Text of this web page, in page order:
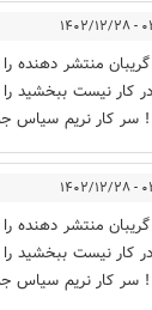
۲۸
منتشر دهنده
کار نیست ببخشید
! سر کار نریم سیاس
۲۸
منتشر دهنده
کار نیست ببخشید
! سر کار نریم سیاس